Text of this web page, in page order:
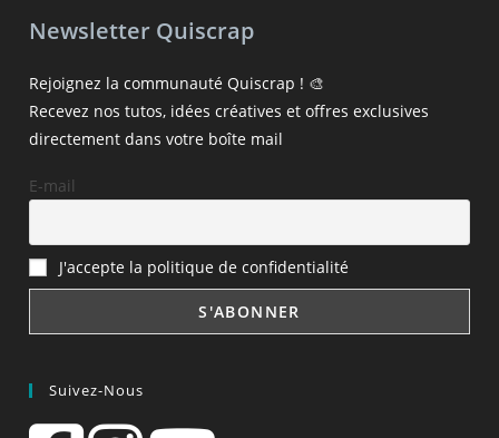
Newsletter Quiscrap
Rejoignez la communauté Quiscrap ! 🎨
Recevez nos tutos, idées créatives et offres exclusives
directement dans votre boîte mail
E-mail
J'accepte la politique de confidentialité
Suivez-Nous